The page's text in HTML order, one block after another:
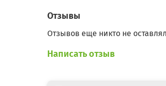
Отзывы
Отзывов еще никто не оставлял
Написать отзыв